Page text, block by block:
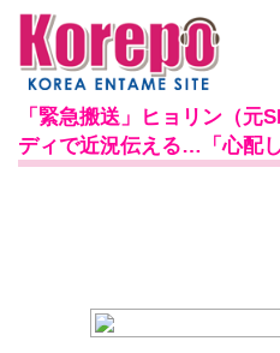
「緊急搬送」ヒョリン（元
ディで近況伝える…「心配し